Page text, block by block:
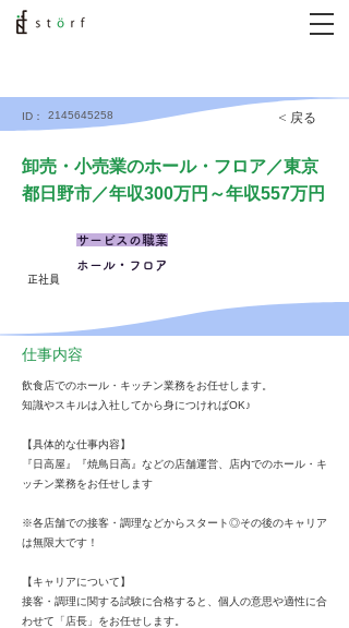
ID： 2145645258 < 戻る
卸売・小売業のホール・フロア／東京
都日野市／年収300万円～年収557万円
正社員
サービスの職業
ホール・フロア
仕事内容
飲食店でのホール・キッチン業務をお任せします。
知識やスキルは入社してから身につければOK♪
【具体的な仕事内容】
『日高屋』『焼鳥日高』などの店舗運営、店内でのホール・キ
ッチン業務をお任せします
※各店舗での接客・調理などからスタート◎その後のキャリア
は無限大です！
【キャリアについて】
接客・調理に関する試験に合格すると、個人の意思や適性に合
わせて「店長」をお任せします。